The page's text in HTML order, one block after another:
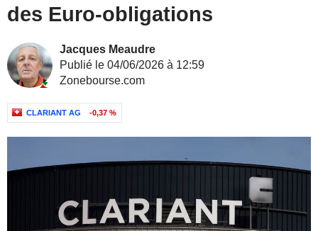
des Euro-obligations
Jacques Meaudre
Publié le 04/06/2026 à 12:59
Zonebourse.com
CLARIANT AG -0,37 %